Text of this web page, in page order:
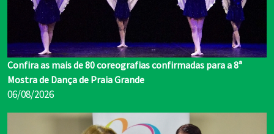
Confira as mais de 80 coreografias confirmadas para a 8ª
Mostra de Dança de Praia Grande
06/08/2026